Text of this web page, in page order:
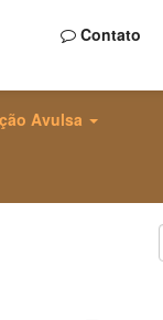
Contato
Avulsa